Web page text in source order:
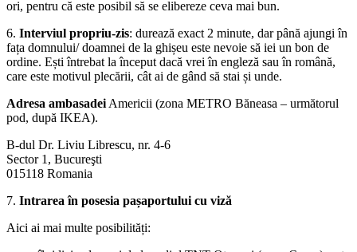
ori, pentru că este posibil să se elibereze ceva mai bun.
6. Interviul propriu-zis: durează exact 2 minute, dar până ajungi în
fața domnului/ doamnei de la ghișeu este nevoie să iei un bon de
ordine. Ești întrebat la început dacă vrei în engleză sau în română,
care este motivul plecării, cât ai de gând să stai și unde.
Adresa ambasadei Americii (zona METRO Băneasa – următorul
pod, după IKEA).
B-dul Dr. Liviu Librescu, nr. 4-6
Sector 1, Bucureşti
015118 Romania
7. Intrarea în posesia pașaportului cu viză
Aici ai mai multe posibilități: